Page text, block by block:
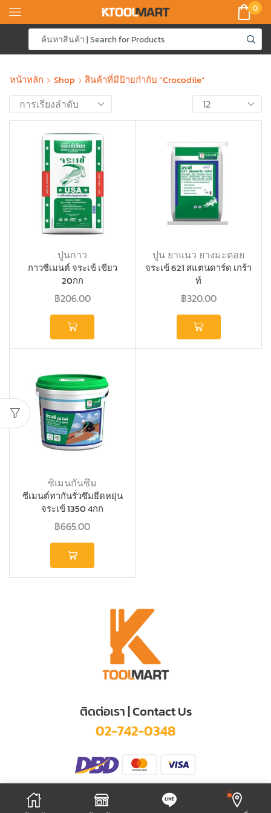
0
หน้าหลัก Shop สินค้าที่มีป้ายกำกับ “crocodile”
ปูนกาว
กาวซีเมนต์ จระเข้ เขียว
20กก
฿206.00
ปูน ยาแนว ยางมะตอย
จระเข้ 621 สแตนดาร์ด เกร้า
ท์
฿320.00
ซิเมนกันซึม
ซีเมนต์ทากันรั่วซึมยืดหยุ่น
จระเข้ 1350 4กก
฿665.00
ติดต่อเรา | Contact Us
02-742-0348
© 2025 KITTIKHUN TOOL MART CO., LTD.